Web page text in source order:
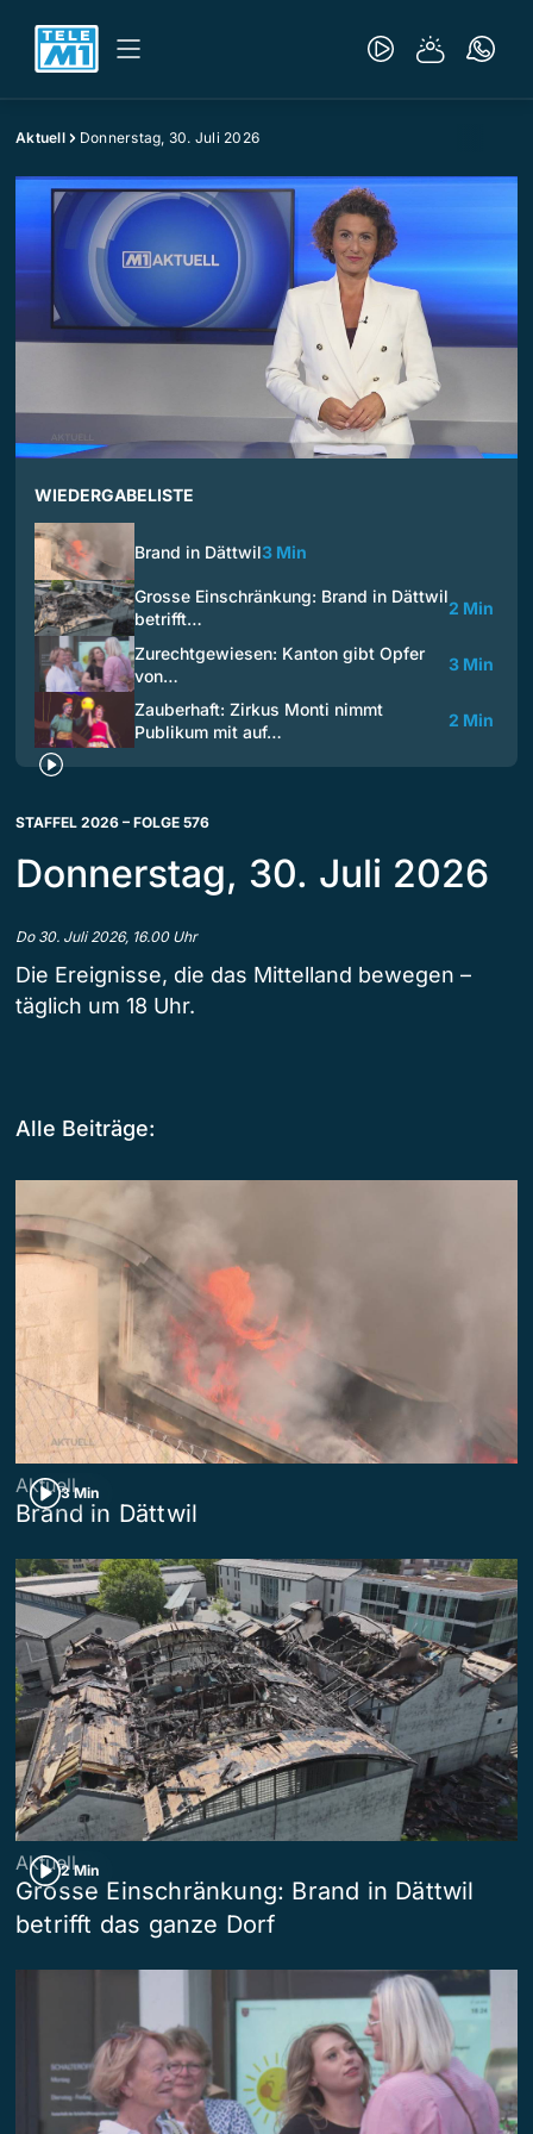
Aktuell Donnerstag, 30. Juli 2026
WIEDERGABELISTE
Brand in Dättwil3 Min
Grosse Einschränkung: Brand in Dättwil
betrifft…
2 Min
Zurechtgewiesen: Kanton gibt Opfer
von…
3 Min
Zauberhaft: Zirkus Monti nimmt
Publikum mit auf…
2 Min
STAFFEL 2026 – FOLGE 576
Donnerstag, 30. Juli 2026
Do 30. Juli 2026, 16.00 Uhr
Die Ereignisse, die das Mittelland bewegen –
täglich um 18 Uhr.
Alle Beiträge:
3 Min
Aktuell
Brand in Dättwil
2 Min
Aktuell
Grosse Einschränkung: Brand in Dättwil
betrifft das ganze Dorf